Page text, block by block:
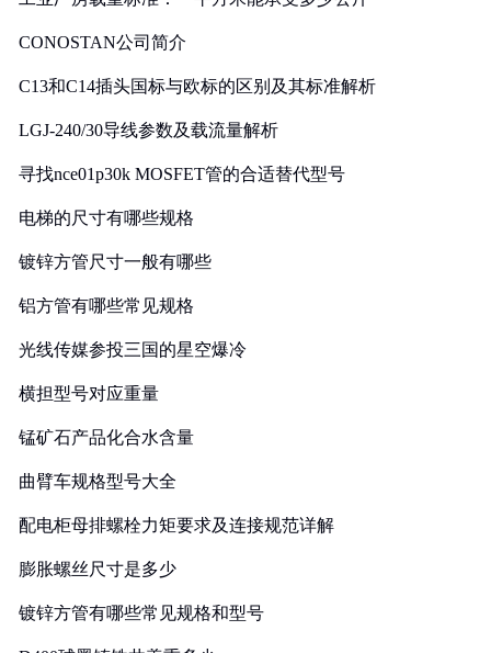
CONOSTAN公司简介
C13和C14插头国标与欧标的区别及其标准解析
LGJ-240/30导线参数及载流量解析
寻找nce01p30k MOSFET管的合适替代型号
电梯的尺寸有哪些规格
镀锌方管尺寸一般有哪些
铝方管有哪些常见规格
光线传媒参投三国的星空爆冷
横担型号对应重量
锰矿石产品化合水含量
曲臂车规格型号大全
配电柜母排螺栓力矩要求及连接规范详解
膨胀螺丝尺寸是多少
镀锌方管有哪些常见规格和型号